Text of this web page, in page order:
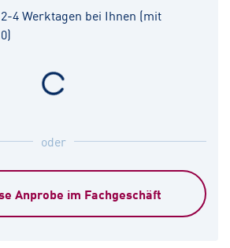
4 Werktagen bei Ihnen (mit
oder
Anprobe im Fachgeschäft